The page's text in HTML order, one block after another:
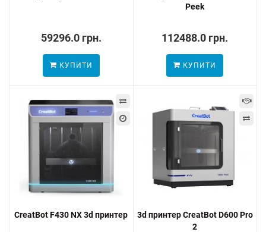
59296.0 грн.
КУПИТИ
Peek
112488.0 грн.
КУПИТИ
CreatBot F430 NX 3d принтер
3d принтер CreatBot D600 Pro
2